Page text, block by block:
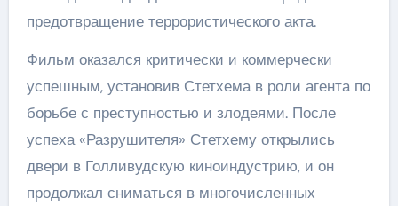
предотвращение террористического акта.
Фильм оказался критически и коммерчески
успешным, установив Стетхема в роли агента по
борьбе с преступностью и злодеями. После
успеха «Разрушителя» Стетхему открылись
двери в Голливудскую киноиндустрию, и он
продолжал сниматься в многочисленных